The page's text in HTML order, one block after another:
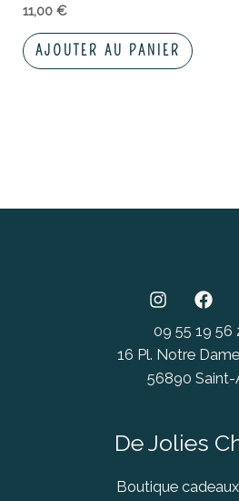
11,00€
AJOUTER AU PANIER
09 55 19 56
16 Pl. Notre
56890 Saint-
De Jolies
Boutique